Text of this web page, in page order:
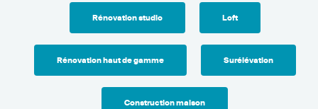
Rénovation studio Loft
Rénovation haut de gamme Surélévation
Construction maison